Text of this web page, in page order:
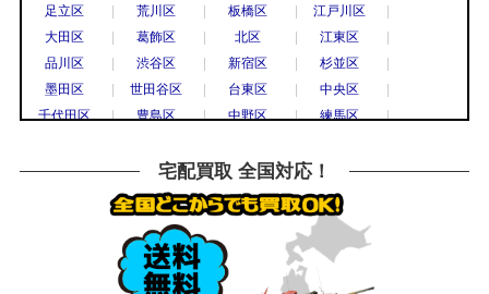
国分寺市
小平市 立川市
調布市
西東京市
八王子市 東村山市
日野市
府中市
三鷹市 武蔵野市
上尾市
春日部市
久喜市 熊谷市
越谷市
秩父市
所沢市 戸田市
新座市
鎌倉市 川崎市
相模原市
横須賀市 横浜市
宇都宮市
高崎市 前橋市
古河市
水戸市
足立区 荒川区 板橋区
江戸川区
大田区
葛飾区 北区
江東区
品川区
渋谷区 新宿区
杉並区
墨田区
世田谷区 台東区
中央区
千代田区
豊島区 中野区
練馬区
横浜市
川崎市 川口市
越谷市
戸田市 さいたま市
所沢市
市川市 柏市
松戸市
高崎市 小山市
宅配買取 全国対応！